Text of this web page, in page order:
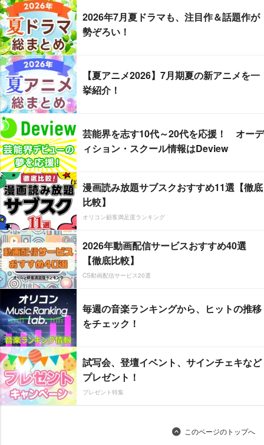
2026年7月夏ドラマも、注目作＆話題作が
勢ぞろい！
【夏アニメ2026】7月期夏の新アニメを一
挙紹介！
芸能界を志す10代～20代を応援！ オーデ
ィション・スクール情報はDeview
漫画読み放題サブスクおすすめ11選【徹底
比較】
オリコン顧客満足度ランキング
2026年動画配信サービスおすすめ40選
【徹底比較】
CS動画配信サービス20選
毎週の音楽ランキングから、ヒットの推移
をチェック！
試写会、登壇イベント、サインチェキなど
プレゼント！
プレゼント特集
このページのトップへ